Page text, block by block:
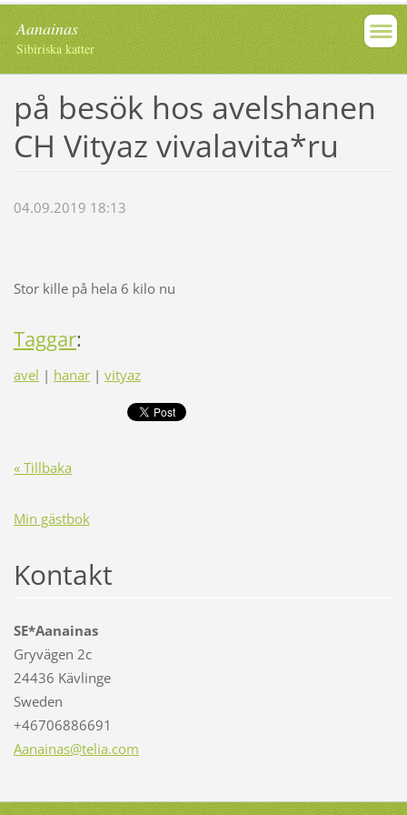
Aanainas
Sibiriska katter
på besök hos avelshanen
CH Vityaz vivalavita*ru
04.09.2019 18:13
Stor kille på hela 6 kilo nu
Taggar:
avel | hanar | vityaz
« Tillbaka
Min gästbok
Kontakt
SE*Aanainas
Gryvägen 2c
24436 Kävlinge
Sweden
+46706886691
Aanainas@telia.com